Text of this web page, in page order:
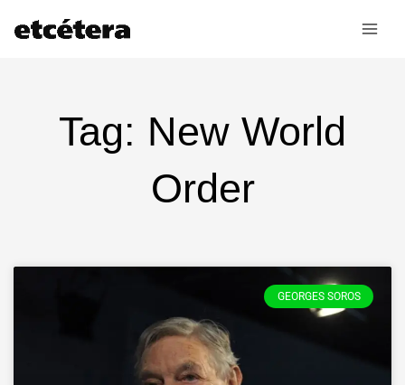
Tag: New World
Order
GEORGES SOROS